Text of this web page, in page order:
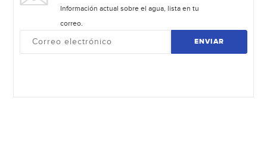
Información actual sobre el agua, lista en tu
correo.
ENVIAR